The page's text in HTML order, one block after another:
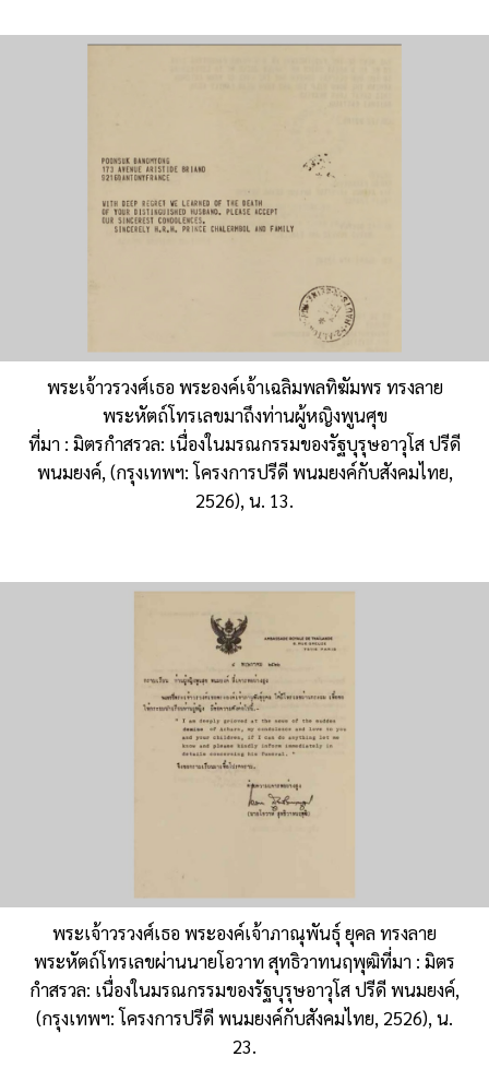
พระเจ้าวรวงศ์เธอ พระองค์เจ้าเฉลิมพลทิฆัมพร ทรงลาย
พระหัตถ์โทรเลขมาถึงท่านผู้หญิงพูนศุข
ที่มา : มิตรกำสรวล: เนื่องในมรณกรรมของรัฐบุรุษอาวุโส ปรีดี
พนมยงค์, (กรุงเทพฯ: โครงการปรีดี พนมยงค์กับสังคมไทย,
2526), น. 13.
พระเจ้าวรวงศ์เธอ พระองค์เจ้าภาณุพันธุ์ ยุคล ทรงลาย
พระหัตถ์โทรเลขผ่านนายโอวาท สุทธิวาทนฤพุฒิที่มา : มิตร
กำสรวล: เนื่องในมรณกรรมของรัฐบุรุษอาวุโส ปรีดี พนมยงค์,
(กรุงเทพฯ: โครงการปรีดี พนมยงค์กับสังคมไทย, 2526), น.
23.